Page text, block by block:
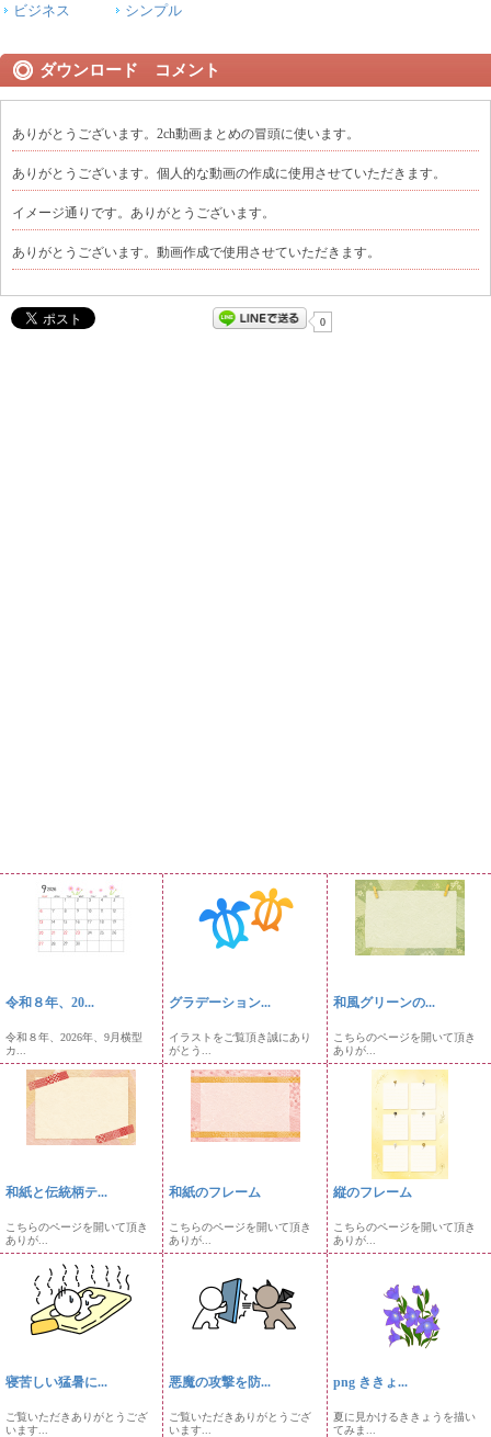
ビジネス
シンプル
ダウンロード コメント
ありがとうございます。2ch動画まとめの冒頭に使います。
ありがとうございます。個人的な動画の作成に使用させていただきます。
イメージ通りです。ありがとうございます。
ありがとうございます。動画作成で使用させていただきます。
0
令和８年、20...
令和８年、2026年、9月横型
カ...
グラデーション...
イラストをご覧頂き誠にあり
がとう...
和風グリーンの...
こちらのページを開いて頂き
ありが...
和紙と伝統柄テ...
こちらのページを開いて頂き
ありが...
和紙のフレーム
こちらのページを開いて頂き
ありが...
縦のフレーム
こちらのページを開いて頂き
ありが...
寝苦しい猛暑に...
ご覧いただきありがとうござ
います...
悪魔の攻撃を防...
ご覧いただきありがとうござ
います...
png ききょ...
夏に見かけるききょうを描い
てみま...